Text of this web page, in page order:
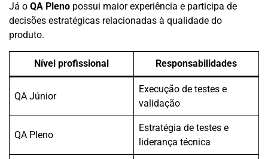
Já o QA Pleno possui maior experiência e participa de
decisões estratégicas relacionadas à qualidade do
produto.
Nível profissional Responsabilidades
QA Júnior
Execução de testes e
validação
QA Pleno
Estratégia de testes e
liderança técnica